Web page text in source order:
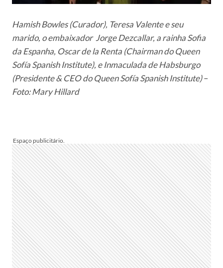
Hamish Bowles (Curador), Teresa Valente e seu
marido, o embaixador Jorge Dezcallar, a rainha Sofia
da Espanha, Oscar de la Renta (Chairman do Queen
Sofía Spanish Institute), e Inmaculada de Habsburgo
(Presidente & CEO do Queen Sofía Spanish Institute)–
Foto: Mary Hillard